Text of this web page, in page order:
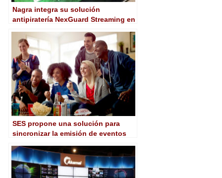
Nagra integra su solución
antipiratería NexGuard Streaming en
SES propone una solución para
sincronizar la emisión de eventos